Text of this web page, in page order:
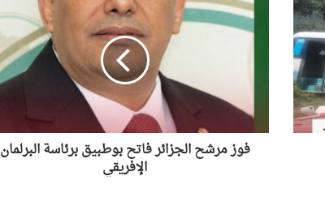
وهران تستعيد بريقها بحملة
تنظيف كبرى
وهران خضراء تكثف عمليات
العناية بالمساحات الخضراء
وتحسين المحيط الحضري
مندوبية العثمانية بوهران تطلق
مرشح
الجزائر
الإفريقي
فوز مرشح الجزائر فاتح بوطبيق برئاسة البرلمان
الإفريقي